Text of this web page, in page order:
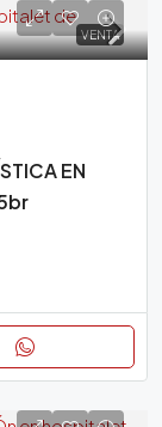
VENTA
EN